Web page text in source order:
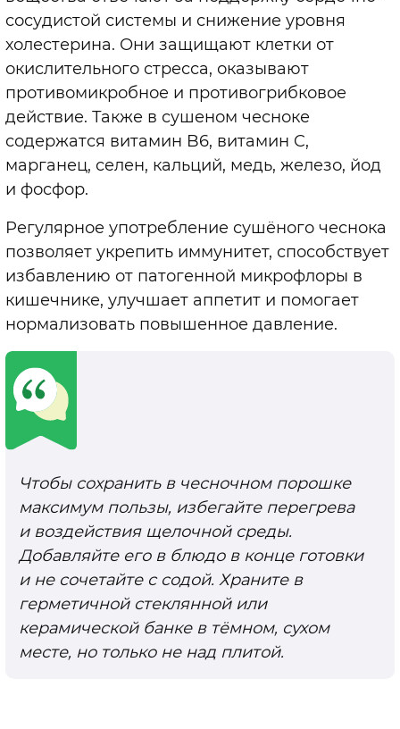
сосудистой системы и снижение уровня
холестерина. Они защищают клетки от
окислительного стресса, оказывают
противомикробное и противогрибковое
действие. Также в сушеном чесноке
содержатся витамин B6, витамин C,
марганец, селен, кальций, медь, железо, йод
и фосфор.
Регулярное употребление сушёного чеснока
позволяет укрепить иммунитет, способствует
избавлению от патогенной микрофлоры в
кишечнике, улучшает аппетит и помогает
нормализовать повышенное давление.
Чтобы сохранить в чесночном порошке
максимум пользы, избегайте перегрева
и воздействия щелочной среды.
Добавляйте его в блюдо в конце готовки
и не сочетайте с содой. Храните в
герметичной стеклянной или
керамической банке в тёмном, сухом
месте, но только не над плитой.